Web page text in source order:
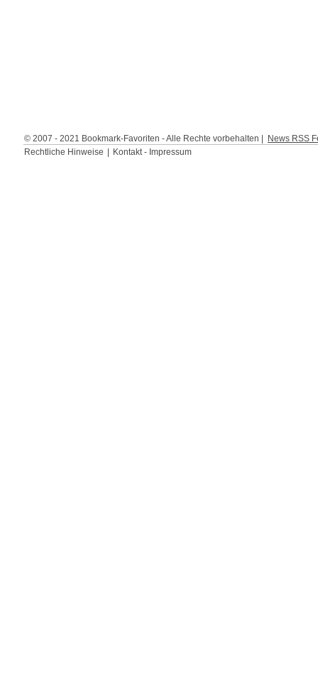
© 2007 - 2021 Bookmark-Favoriten - Alle Rechte vorbehalten |
News RSS
Rechtliche Hinweise
Kontakt - Impressum